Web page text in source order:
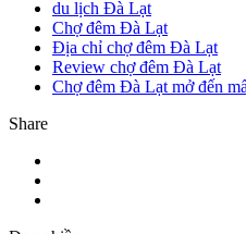
du lịch Đà Lạt
Chợ đêm Đà Lạt
Địa chỉ chợ đêm Đà Lạt
Review chợ đêm Đà Lạt
Chợ đêm Đà Lạt mở đến
Share